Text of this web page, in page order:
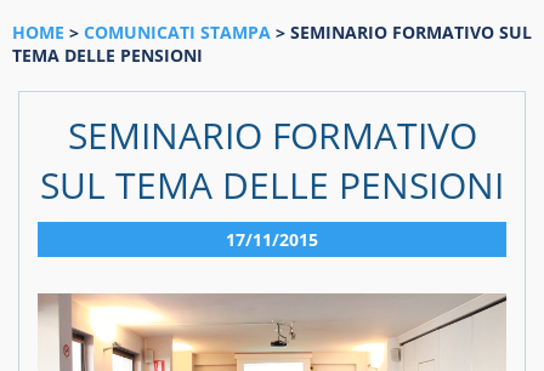
HOME > COMUNICATI STAMPA > SEMINARIO FORMATIVO SUL
TEMA DELLE PENSIONI
SEMINARIO FORMATIVO
SUL TEMA DELLE PENSIONI
17/11/2015